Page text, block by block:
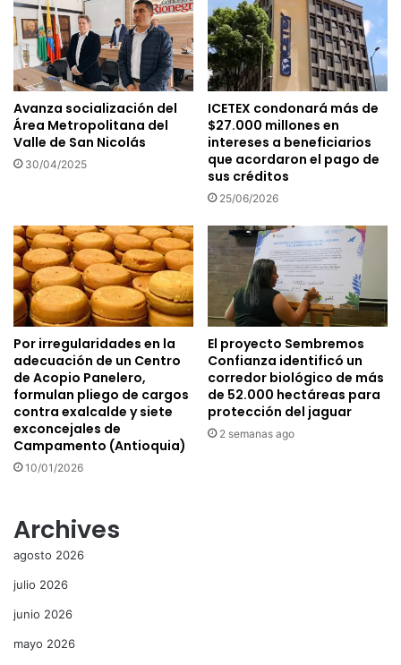
Avanza socialización del
Área Metropolitana del
Valle de San Nicolás
30/04/2025
ICETEX condonará más de
$27.000 millones en
intereses a beneficiarios
que acordaron el pago de
sus créditos
25/06/2026
Por irregularidades en la
adecuación de un Centro
de Acopio Panelero,
formulan pliego de cargos
contra exalcalde y siete
exconcejales de
Campamento (Antioquia)
10/01/2026
El proyecto Sembremos
Confianza identificó un
corredor biológico de más
de 52.000 hectáreas para
protección del jaguar
2 semanas ago
Archives
agosto 2026
julio 2026
junio 2026
mayo 2026